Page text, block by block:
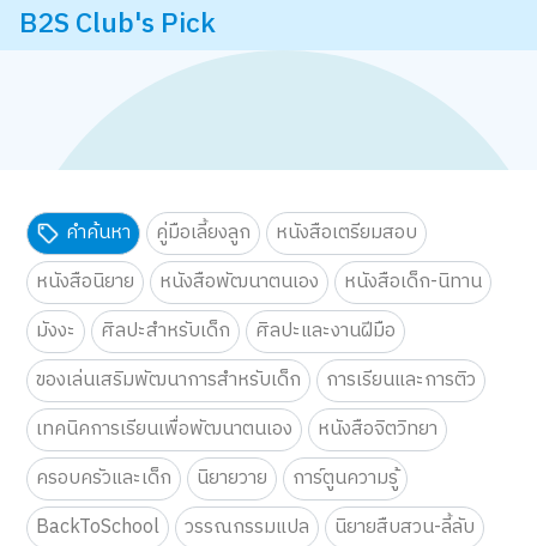
B2S Club's Pick
คำค้นหา คู่มือเลี้ยงลูก
หนังสือเตรียมสอบ
หนังสือนิยาย
หนังสือพัฒนาตนเอง
หนังสือเด็ก-นิทาน
มังงะ
ศิลปะสำหรับเด็ก
ศิลปะและงานฝีมือ
ของเล่นเสริมพัฒนาการสำหรับเด็ก
การเรียนและการติว
เทคนิคการเรียนเพื่อพัฒนาตนเอง
หนังสือจิตวิทยา
ครอบครัวและเด็ก
นิยายวาย
การ์ตูนความรู้
BackToSchool
วรรณกรรมแปล
นิยายสืบสวน-ลี้ลับ